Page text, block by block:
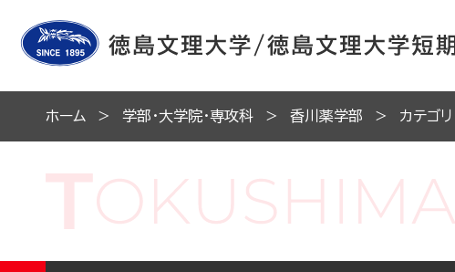
ホーム 学部・大学院・専攻科 香川薬学部 カテゴリ